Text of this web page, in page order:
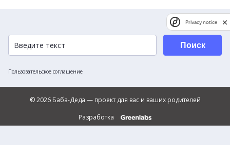
Пользовательское соглашение
Поиск
© 2026 Баба-Деда — проект для вас и ваших родителей
Разработка
Privacy notice